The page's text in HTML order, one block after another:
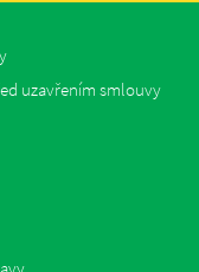
uzavřením smlouvy